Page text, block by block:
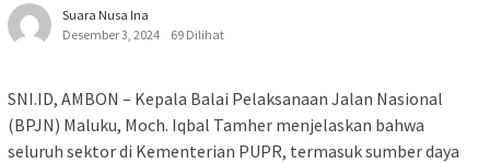
Suara Nusa Ina
Desember 3, 2024
69 Dilihat
SNI.ID, AMBON – Kepala Balai Pelaksanaan Jalan Nasional
(BPJN) Maluku, Moch. Iqbal Tamher menjelaskan bahwa
seluruh sektor di Kementerian PUPR, termasuk sumber daya